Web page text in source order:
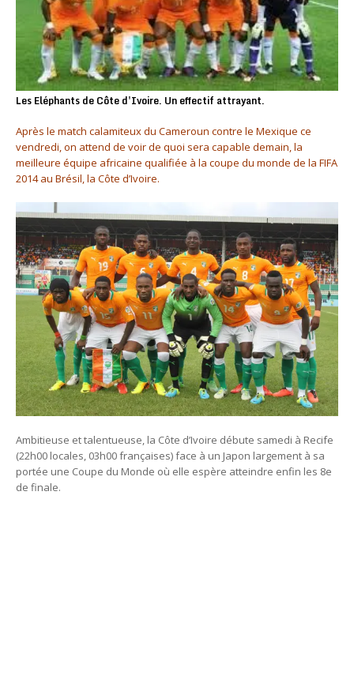
Les Eléphants de Côte d'Ivoire. Un effectif attrayant.
Après le match calamiteux du Cameroun contre le Mexique ce
vendredi, on attend de voir de quoi sera capable demain, la
meilleure équipe africaine qualifiée à la coupe du monde de la FIFA
2014 au Brésil, la Côte d’Ivoire.
Ambitieuse et talentueuse, la Côte d’Ivoire débute samedi à Recife
(22h00 locales, 03h00 françaises) face à un Japon largement à sa
portée une Coupe du Monde où elle espère atteindre enfin les 8e
de finale.